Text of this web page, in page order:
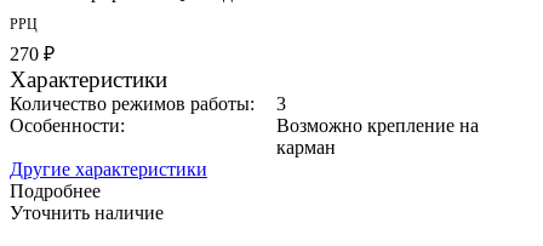
РРЦ
270 ₽
Характеристики
Количество режимов работы:
3
Особенности:
Возможно крепление на
карман
Другие характеристики
Подробнее
Уточнить наличие